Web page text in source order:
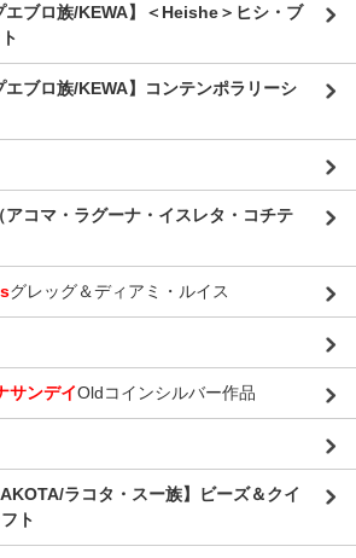
エブロ族/KEWA】＜Heishe＞ヒシ・ブ
ブロ族/KEWA】コンテンポラリーシ
コマ・ラグーナ・イスレタ・コチテ
グレッグ＆ディアミ・ルイス
サンデイOldコインシルバー作品
ラコタ・スー族】ビーズ＆クイ
ト